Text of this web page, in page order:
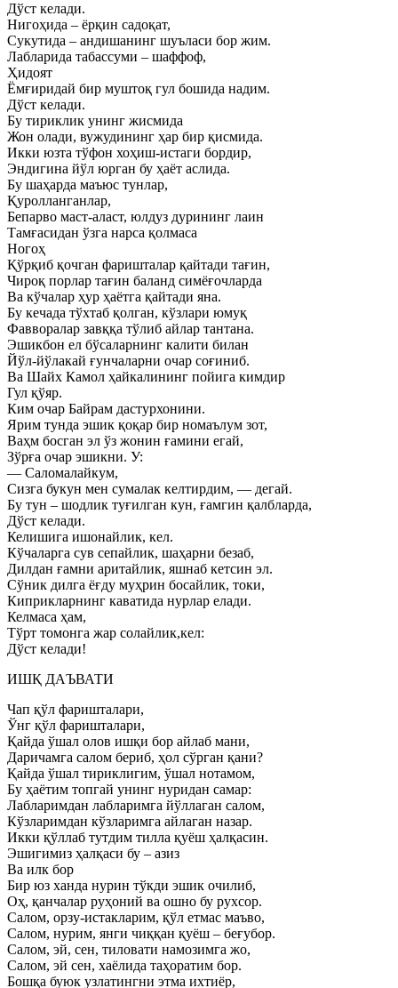
Дўст келади.
Нигоҳида – ёрқин садоқат,
Сукутида – андишанинг шуъласи бор жим.
Лабларида табассуми – шаффоф,
Ҳидоят
Ёмғиридай бир муштоқ гул бошида надим.
Дўст келади.
Бу тириклик унинг жисмида
Жон олади, вужудининг ҳар бир қисмида.
Икки юзта тўфон хоҳиш-истаги бордир,
Эндигина йўл юрган бу ҳаёт аслида.
Бу шаҳарда маъюс тунлар,
Қуролланганлар,
Бепарво маст-аласт, юлдуз дурининг лаин
Тамғасидан ўзга нарса қолмаса
Ногоҳ
Қўрқиб қочган фаришталар қайтади тағин,
Чироқ порлар тағин баланд симёғочларда
Ва кўчалар ҳур ҳаётга қайтади яна.
Бу кечада тўхтаб қолган, кўзлари юмуқ
Фавворалар завққа тўлиб айлар тантана.
Эшикбон ел бўсаларнинг калити билан
Йўл-йўлакай ғунчаларни очар соғиниб.
Ва Шайх Камол ҳайкалининг пойига кимдир
Гул қўяр.
Ким очар Байрам дастурхонини.
Ярим тунда эшик қоқар бир номаълум зот,
Ваҳм босган эл ўз жонин ғамини егай,
Зўрға очар эшикни. У:
— Саломалайкум,
Сизга букун мен сумалак келтирдим, — дегай.
Бу тун – шодлик туғилган кун, ғамгин қалбларда,
Дўст келади.
Келишига ишонайлик, кел.
Кўчаларга сув сепайлик, шаҳарни безаб,
Дилдан ғамни аритайлик, яшнаб кетсин эл.
Сўник дилга ёғду муҳрин босайлик, токи,
Киприкларнинг каватида нурлар елади.
Келмаса ҳам,
Тўрт томонга жар солайлик,кел:
Дўст келади!
ИШҚ ДАЪВАТИ
Чап қўл фаришталари,
Ўнг қўл фаришталари,
Қайда ўшал олов ишқи бор айлаб мани,
Даричамга салом бериб, ҳол сўрган қани?
Қайда ўшал тириклигим, ўшал нотамом,
Бу ҳаётим топгай унинг нуридан самар:
Лабларимдан лабларимга йўллаган салом,
Кўзларимдан кўзларимга айлаган назар.
Икки қўллаб тутдим тилла қуёш ҳалқасин.
Эшигимиз ҳалқаси бу – азиз
Ва илк бор
Бир юз ханда нурин тўкди эшик очилиб,
Оҳ, қанчалар руҳоний ва ошно бу рухсор.
Салом, орзу-истакларим, қўл етмас маъво,
Салом, нурим, янги чиққан қуёш – беғубор.
Салом, эй, сен, тиловати намозимга жо,
Салом, эй сен, хаёлида таҳоратим бор.
Бошқа буюк узлатингни этма ихтиёр,